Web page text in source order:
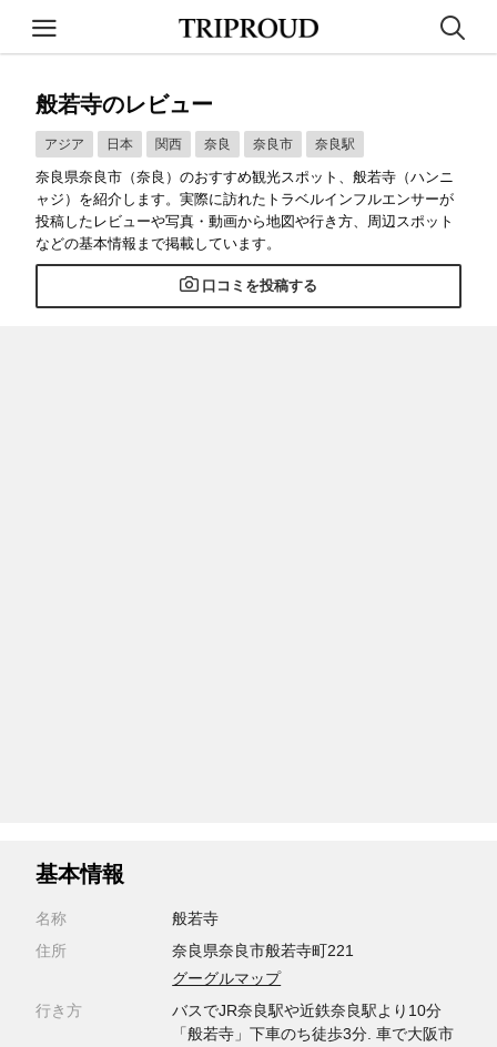
般若寺のレビュー
アジア 日本 関西 奈良 奈良市 奈良駅
奈良県奈良市（奈良）のおすすめ観光スポット、般若寺（ハンニ
ャジ）を紹介します。実際に訪れたトラベルインフルエンサーが
投稿したレビューや写真・動画から地図や行き方、周辺スポット
などの基本情報まで掲載しています。
口コミを投稿する
基本情報
名称
般若寺
住所
奈良県奈良市般若寺町221
グーグルマップ
行き方
バスでJR奈良駅や近鉄奈良駅より10分
「般若寺」下車のち徒歩3分. 車で大阪市